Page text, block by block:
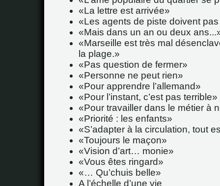
La lettre est arrivée
Les agents de piste doivent
Mais dans un an ou deux ans...
Marseille est très mal
la plage.
Pas question de fermer
Personne ne peut rien
Pour apprendre l’allemand
Pour l’instant, c’est pas terrible
Pour travailler dans le métier à
Priorité : les enfants
S’adapter à la circulation, tout
Toujours le maçon
Vision d’art… monie
Vous êtes ringard
… Qu’chuis belle
A l’échelle d’une vie